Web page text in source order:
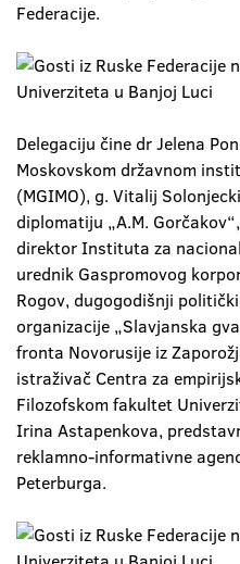
Federacije.
Delegaciju čine dr Jelena
Moskovskom državnom
(MGIMO), g. Vitalij
diplomatiju „A.M.
direktor Instituta za
urednik Gaspromovog
Rogov, dugogodišnji
organizacije „Slavjanska
fronta Novorusije iz
istraživač Centra za
Filozofskom fakultet
Irina Astapenkova,
reklamno-informativne
Peterburga.